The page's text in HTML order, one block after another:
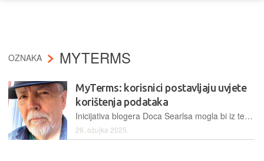
OZNAKA MYTERMS
MyTerms: korisnici postavljaju uvjete
korištenja podataka
Inicijativa blogera Doca Searlsa mogla bi iz temelja promijeniti način upravljanja digitalnom privatnošću
26. ožujka 2025.